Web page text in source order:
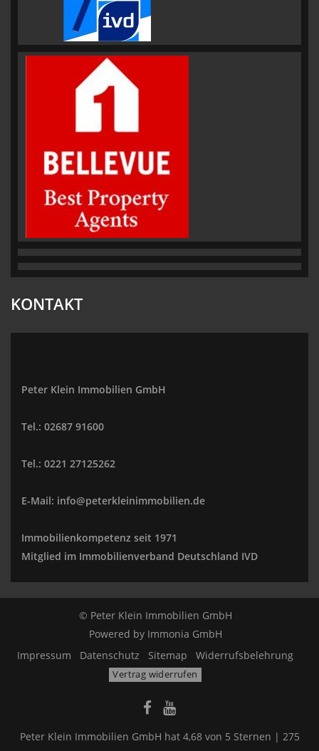
KONTAKT
Peter Klein Immobilien GmbH
Tel.: 02687 91600
Tel.: 0221 27125262
E-Mail: info@peterkleinimmobilien.de
Immobilienkompetenz seit 1971
Mitglied im Immobilienverband Deutschland IVD
© Peter Klein Immobilien GmbH
Powered by Immonia GmbH
Impressum
Datenschutz Sitemap Widerrufsbelehrung
Vertrag widerrufen
Peter Klein Immobilien GmbH hat 4,68von 5 Sternen | 275